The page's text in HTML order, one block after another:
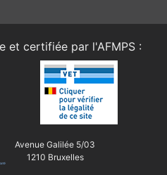
et certifiée par l'AFMPS :
Avenue Galilée 5/03
1210 Bruxelles